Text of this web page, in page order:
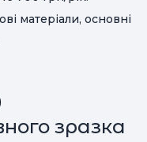
матеріали, основні
зразка